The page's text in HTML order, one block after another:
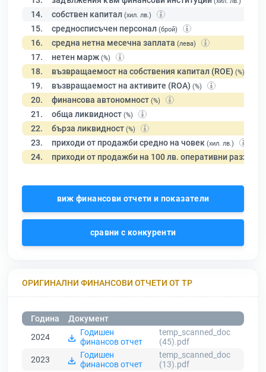
14. собствен капитал (хил. лв.)
15. средносписъчен персонал (брой)
16. средна нетна месечна заплата (лева)
17. нетен марж (%)
18. възвращаемост на собствения капитал (ROE) (%)
19. възвращаемост на активите (ROA) (%)
20. финансова автономност (%)
21. обща ликвидност (%)
22. бърза ликвидност (%)
23. приходи от продажби средно на човек (хил. лв.)
24. приходи от продажби на 100 лв. оперативни разходи
виж финансови отчети и показатели
сравни с конкуренти
ОРИГИНАЛНИ ФИНАНСОВИ ОТЧЕТИ ОТ ТР
Година
Документ
2024
Годишен
финансов отчет
temp_scanned_doc
(45).pdf
2023
Годишен
финансов отчет
temp_scanned_doc
(13).pdf